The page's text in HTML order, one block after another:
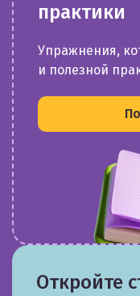
практики
Упражнения,
и полезной
Откройте